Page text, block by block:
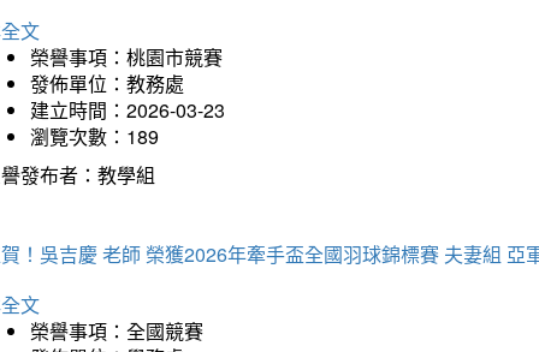
文
榮譽事項：桃園市競賽
發佈單位：教務處
建立時間：2026-03-23
瀏覽次數：189
發布者：教學組
！吳吉慶 老師 榮獲2026年牽手盃全國羽球錦標賽 夫妻組 亞
文
榮譽事項：全國競賽